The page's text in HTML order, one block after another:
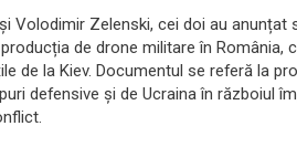
Volodimir Zelenski, cei doi au anunțat
de drone militare în România,
de la Kiev. Documentul se referă la
defensive și de Ucraina în războiul